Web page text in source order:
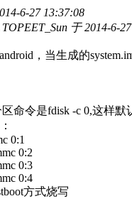
6-27 13:37:08
于 2014-6-
，当生成的
区命令是fdisk -c 0,这样
0:1
0:2
0:3
0:4
方式烧写